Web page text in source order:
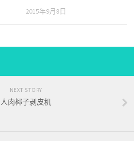
2015年9月8日
NEXT STORY
人肉椰子剥皮机